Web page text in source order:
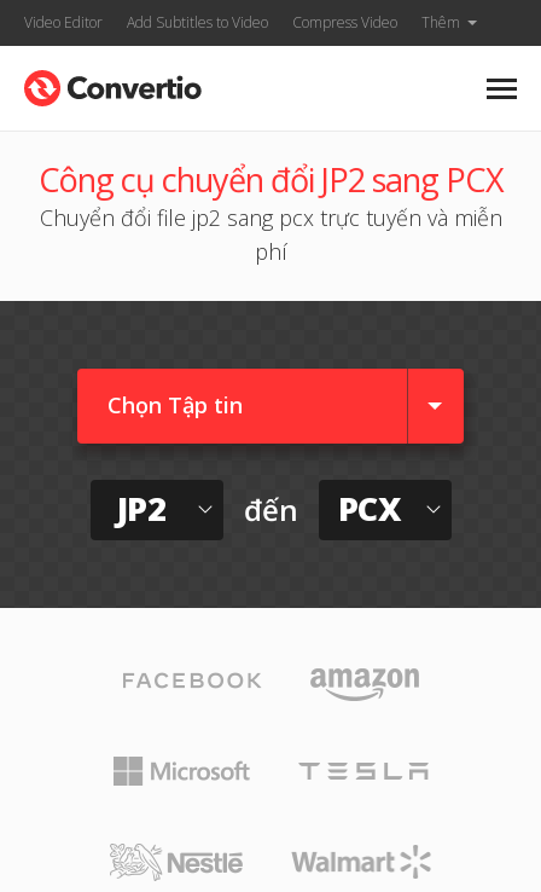
Video Editor Add Subtitles to Video Compress Video Thêm
Công cụ chuyển đổi JP2 sang PCX
Chuyển đổi file jp2 sang pcx trực tuyến và miễn
phí
Chọn Tập tin
JP2 đến PCX